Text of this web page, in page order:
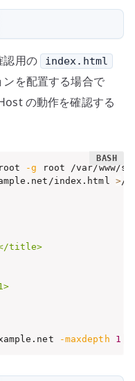
認用の index.html
を配置する場合で
の動作を確認する
-g
index.html >/
title>
-maxdepth 1